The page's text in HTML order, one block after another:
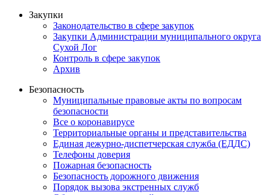
Закупки
Законодательство в сфере закупок
Закупки Администрации муниципального округа
Сухой Лог
Контроль в сфере закупок
Архив
Безопасность
Муниципальные правовые акты по вопросам
безопасности
Все о коронавирусе
Территориальные органы и представительства
Единая дежурно-диспетчерская служба (ЕДДС)
Телефоны доверия
Пожарная безопасность
Безопасность дорожного движения
Порядок вызова экстренных служб